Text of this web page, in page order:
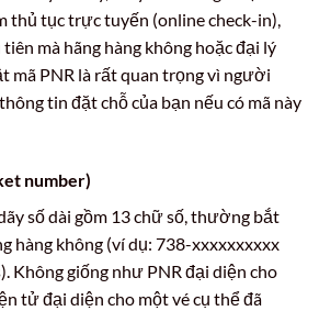
thủ tục trực tuyến (online check-in),
mà hãng hàng không hoặc đại lý
mã PNR là rất quan trọng vì người
tin đặt chỗ của bạn nếu có mã này
number)
số dài gồm 13 chữ số, thường bắt
hàng không (ví dụ: 738-xxxxxxxxxx
Không giống như PNR đại diện cho
tử đại diện cho một vé cụ thể đã